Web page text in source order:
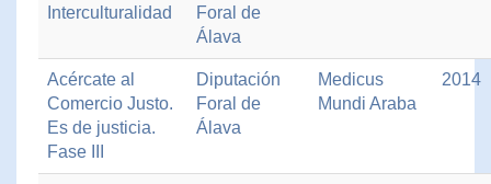
Interculturalidad
Foral de
Álava
Acércate al
Comercio Justo.
Es de justicia.
Fase III
Diputación
Foral de
Álava
Medicus
Mundi Araba
2014